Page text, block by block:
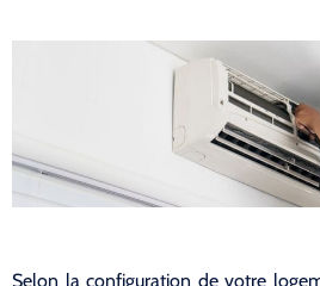
Selon la configuration de votre